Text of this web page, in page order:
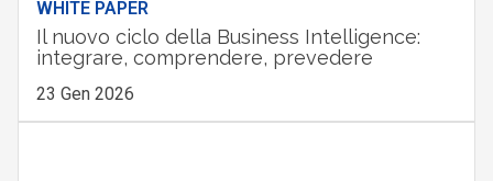
WHITE PAPER
Il nuovo ciclo della Business Intelligence:
integrare, comprendere, prevedere
23 Gen 2026